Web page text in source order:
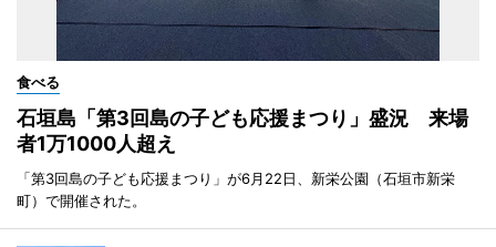
食べる
石垣島「第3回島の子ども応援まつり」盛況 来場
者1万1000人超え
「第3回島の子ども応援まつり」が6月22日、新栄公園（石垣市新栄
町）で開催された。